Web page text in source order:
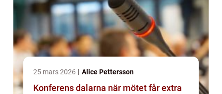
25 mars 2026 Alice Pettersson
Konferens dalarna när mötet får extra